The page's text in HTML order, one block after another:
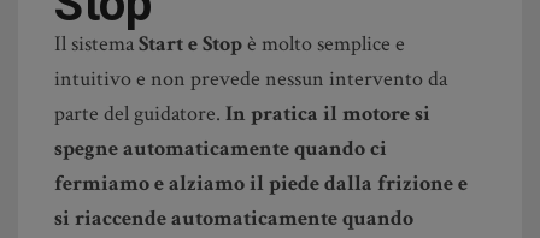
Il sistemaStart e Stopè molto semplice e
intuitivo e non prevede nessun intervento da
parte del guidatore. In pratica il motore si
spegne automaticamente quando ci
fermiamo e alziamo il piede dalla frizione e
si riaccende automaticamente quando